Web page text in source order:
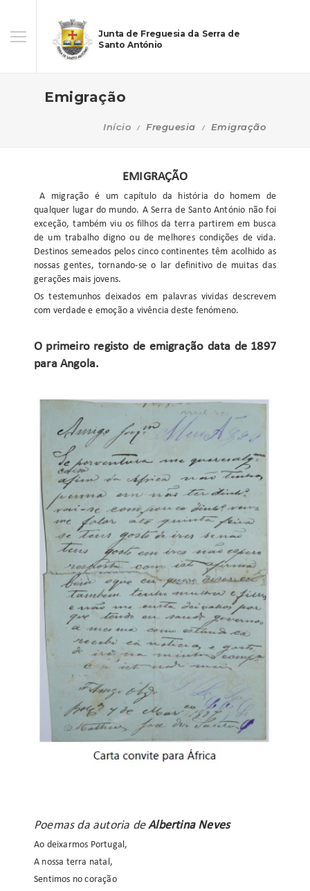
Junta de Freguesia da Serra de
Santo António
Emigração
Início Freguesia Emigração
EMIGRAÇÃO
A migração é um capítulo da história do homem de
qualquer lugar do mundo. A Serra de Santo António não foi
exceção, também viu os filhos da terra partirem em busca
de um trabalho digno ou de melhores condições de vida.
Destinos semeados pelos cinco continentes têm acolhido as
nossas gentes, tornando-se o lar definitivo de muitas das
gerações mais jovens.
Os testemunhos deixados em palavras vividas descrevem
com verdade e emoção a vivência deste fenómeno.
O primeiro registo de emigração data de 1897
para Angola.
Poemas da autoria deAlbertina Neves
Ao deixarmos Portugal,
A nossa terra natal,
Sentimos no coração